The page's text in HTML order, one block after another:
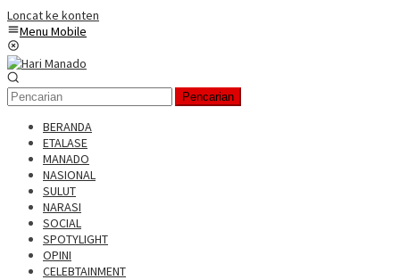
Loncat ke konten
Menu Mobile
Pencarian
BERANDA
ETALASE
MANADO
NASIONAL
SULUT
NARASI
SOCIAL
SPOTYLIGHT
OPINI
CELEBTAINMENT